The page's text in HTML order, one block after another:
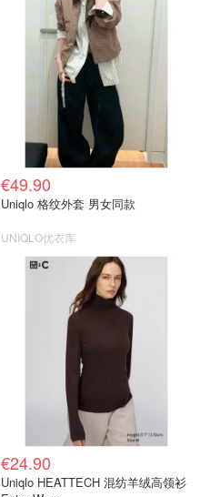
€49.90
Uniqlo 格纹外套 男女同款
UNIQLO优衣库
€24.90
Uniqlo HEATTECH 混纺羊绒高领衫